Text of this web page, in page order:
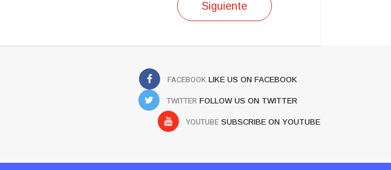
Siguiente
FACEBOOK LIKE US ON FACEBOOK
TWITTER FOLLOW US ON TWITTER
YOUTUBE SUBSCRIBE ON YOUTUBE